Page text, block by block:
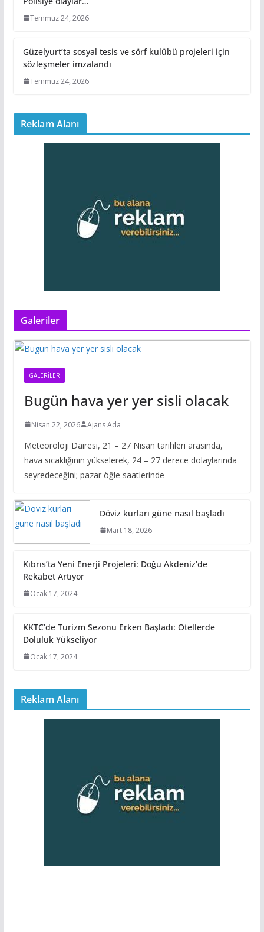
Temmuz 24, 2026
Güzelyurt’ta sosyal tesis ve sörf kulübü projeleri için
sözleşmeler imzalandı
Temmuz 24, 2026
Reklam Alanı
Galeriler
GALERILER
Bugün hava yer yer sisli olacak
Nisan 22, 2026 Ajans Ada
Meteoroloji Dairesi, 21 – 27 Nisan tarihleri arasında,
hava sıcaklığının yükselerek, 24 – 27 derece dolaylarında
seyredeceğini; pazar öğle saatlerinde
Döviz kurları güne nasıl başladı
Mart 18, 2026
Kıbrıs’ta Yeni Enerji Projeleri: Doğu Akdeniz’de
Rekabet Artıyor
Ocak 17, 2024
KKTC’de Turizm Sezonu Erken Başladı: Otellerde
Doluluk Yükseliyor
Ocak 17, 2024
Reklam Alanı